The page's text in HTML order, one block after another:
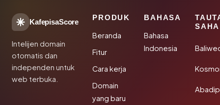
KafepisaScore
Intelijen domain
otomatis dan
independen untuk
web terbuka.
PRODUK
Beranda
Fitur
Cara kerja
Domain
yang baru
BAHASA
Bahasa
Indonesia